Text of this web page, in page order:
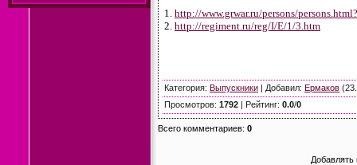
1. http://www.grwar.ru/persons/
2. http://regiment.ru/reg/I/E/1/3.htm
Категория: Выпускники | Добавил: Ермаков
Просмотров: 1792 | Рейтинг: 0.0/0
Всего комментариев: 0
Добавлять